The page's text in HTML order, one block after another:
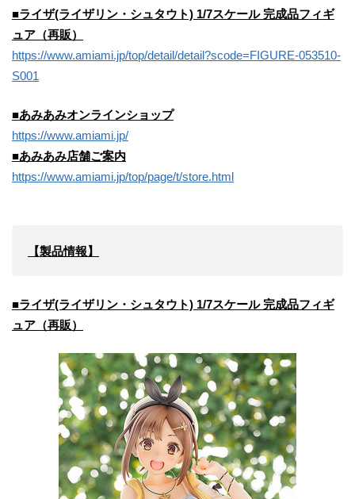
■ライザ(ライザリン・シュタウト) 1/7スケール 完成品フィギ
ュア（再販）
https://www.amiami.jp/top/detail/detail?scode=FIGURE-053510-
S001
■あみあみオンラインショップ
https://www.amiami.jp/
■あみあみ店舗ご案内
https://www.amiami.jp/top/page/t/store.html
【製品情報】
■ライザ(ライザリン・シュタウト) 1/7スケール 完成品フィギ
ュア（再販）